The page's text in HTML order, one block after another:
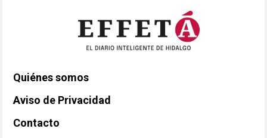
Quiénes somos
Aviso de Privacidad
Contacto